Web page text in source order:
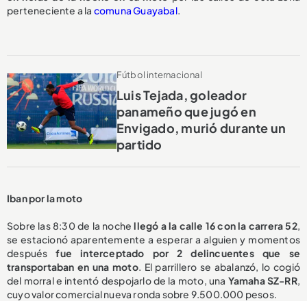
perteneciente a la comuna Guayabal.
Fútbol internacional
Luis Tejada, goleador
panameño que jugó en
Envigado, murió durante un
partido
Iban por la moto
Sobre las 8:30 de la nochellegó a la calle 16 con la carrera 52,
se estacionó aparentemente a esperar a alguien y momentos
después fue interceptado por 2 delincuentes que se
transportaban en una moto. El parrillero se abalanzó, lo cogió
del morral e intentó despojarlo de la moto, una Yamaha SZ-RR,
cuyo valor comercial nueva ronda sobre 9.500.000 pesos.